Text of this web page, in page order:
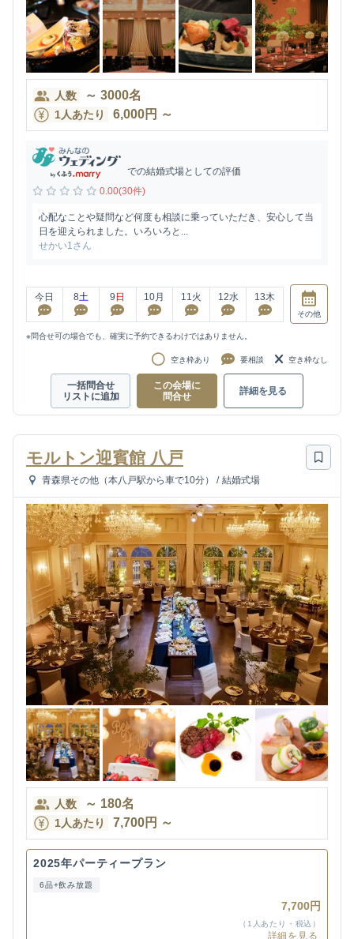
人数 ～ 3000名
1人あたり 6,000円 ～
での結婚式場としての評価
0.00(30件)
心配なことや疑問など何度も相談に乗っていただき、安心して当
日を迎えられました。いろいろと...
せかい1さん
今日 8土 9 日 10月 11火 12水 13木
その他
※問合せ可の場合でも、確実に予約できるわけではありません。
空き枠あり 要相談 空き枠なし
一括問合せ
リストに追加
この会場に
問合せ
詳細を見る
モルトン迎賓館 八戸
青森県その他（本八戸駅から車で10分） / 結婚式場
人数 ～ 180名
1人あたり 7,700円 ～
2025年パーティープラン
6品+飲み放題
7,700円
（1人あたり・税込）
詳細を見る